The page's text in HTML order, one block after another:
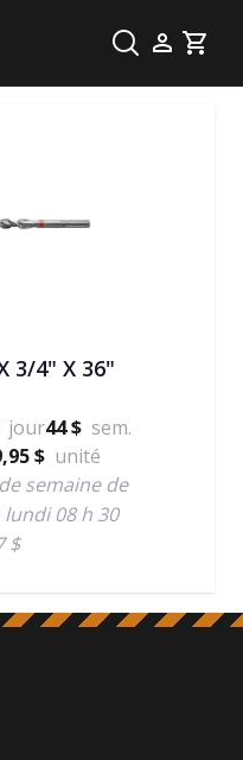
Cart
3/4" X 36"
jour44 $ sem.
$ unité
semaine de
08 h 30
$